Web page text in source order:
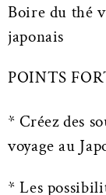
Boire du thé
japonais
POINTS
* Créez des
voyage au
* Les